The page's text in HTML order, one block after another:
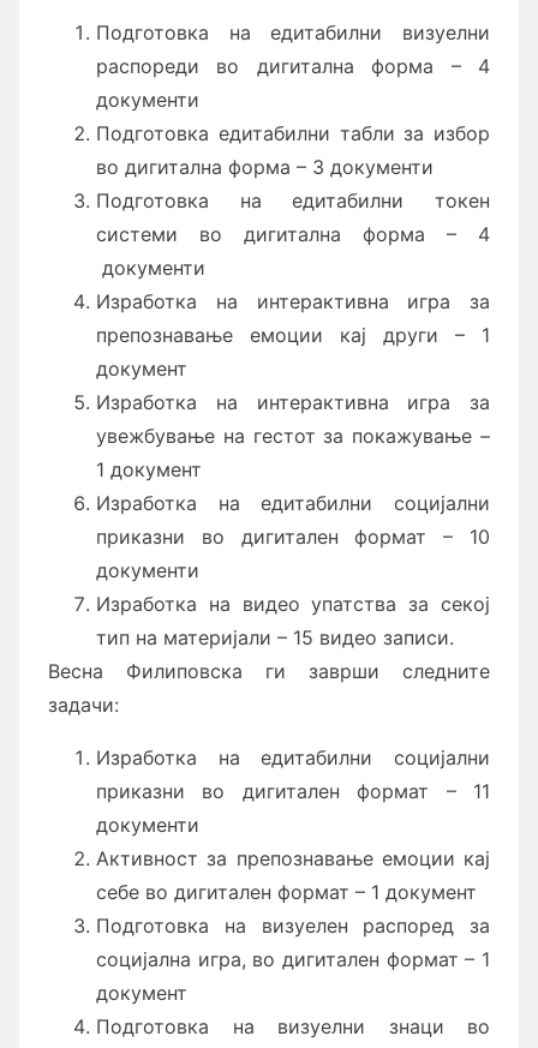
Подготовка на едитабилни визуелни
распореди во дигитална форма – 4
документи
Подготовка едитабилни табли за избор
во дигитална форма – 3 документи
Подготовка на едитабилни токен
системи во дигитална форма – 4
документи
Изработка на интерактивна игра за
препознавање емоции кај други – 1
документ
Изработка на интерактивна игра за
увежбување на гестот за покажување –
1 документ
Изработка на едитабилни социјални
приказни во дигитален формат – 10
документи
Изработка на видео упатства за секој
тип на материјали – 15 видео записи.
Весна Филиповска ги заврши следните
задачи:
Изработка на едитабилни социјални
приказни во дигитален формат – 11
документи
Активност за препознавање емоции кај
себе во дигитален формат – 1 документ
Подготовка на визуелен распоред за
социјална игра, во дигитален формат – 1
документ
Подготовка на визуелни знаци во